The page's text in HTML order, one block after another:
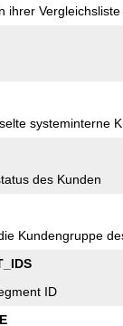
ihrer Vergleichsliste
systeminterne
des Kunden
Kundengruppe
ID